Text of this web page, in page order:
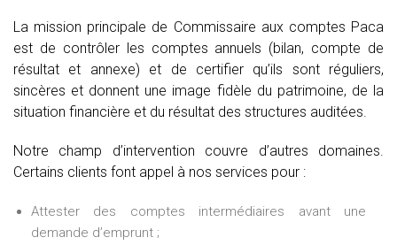
La mission principale de Commissaire aux comptes Paca
est de contrôler les comptes annuels (bilan, compte de
résultat et annexe) et de certifier qu’ils sont réguliers,
sincères et donnent une image fidèle du patrimoine, de la
situation financière et du résultat des structures auditées.
Notre champ d’intervention couvre d’autres domaines.
Certains clients font appel à nos services pour :
Attester des comptes intermédiaires avant une
demande d’emprunt ;